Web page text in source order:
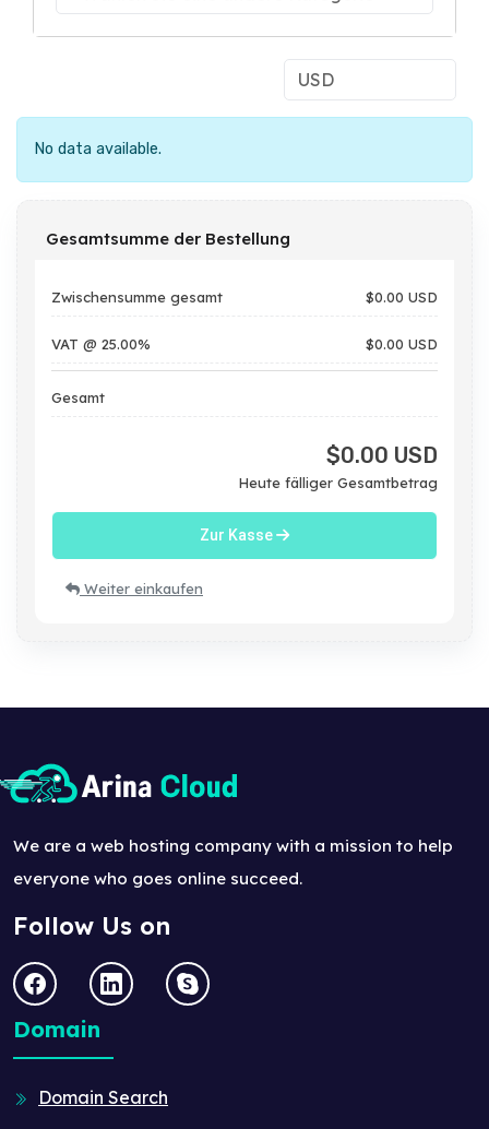
No data available.
Gesamtsumme der Bestellung
Zwischensumme gesamt $0.00 USD
VAT @ 25.00% $0.00 USD
Gesamt
$0.00 USD
Heute fälliger Gesamtbetrag
Zur Kasse
Weiter einkaufen
We are a web hosting company with a mission to help
everyone who goes online succeed.
Follow Us on
Domain
Domain Search